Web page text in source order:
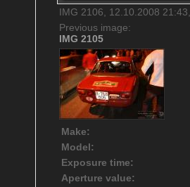
IMG 2106, 12.10.2008
Previous image:
IMG 2105
Make:
Model:
Exposure time:
Aperture value: